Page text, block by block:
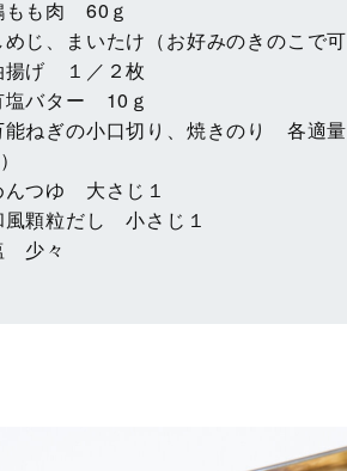
もも肉 60ｇ
めじ、まいたけ（お好みのきのこで
揚げ １／２枚
塩バター 10ｇ
能ねぎの小口切り、焼きのり 各適量
んつゆ 大さじ１
風顆粒だし 小さじ１
少々